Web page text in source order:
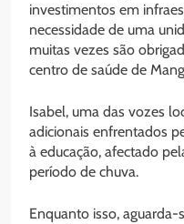
investimentos em
necessidade de uma
muitas vezes são
centro de saúde de
Isabel, uma das vozes
adicionais enfrentados
à educação, afectado
período de chuva.
Enquanto isso,